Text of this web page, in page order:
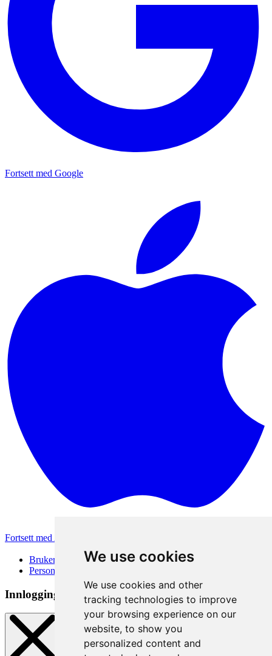
We use cookies
We use cookies and other
tracking technologies to improve
your browsing experience on our
website, to show you
personalized content and
Fortsett med Google
Fortsett med Apple
Brukervilkår
Personvernerklæring
Innloggingsmetode